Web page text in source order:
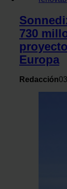
730
Europa
Redacción